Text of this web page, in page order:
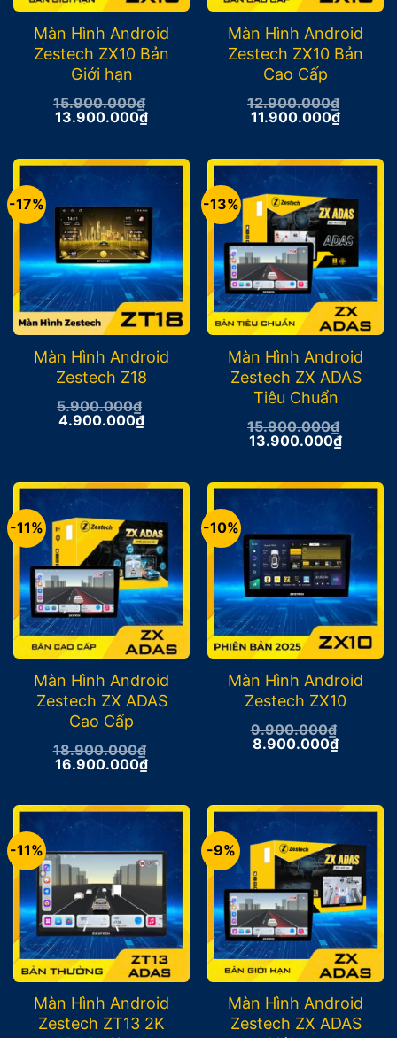
Màn Hình Android
Zestech ZX10 Bản
Giới hạn
15.900.000₫
Giá
15.900.000₫.
13.900.000₫Giá
là:
13.900.000₫.
Màn Hình Android
Zestech ZX10 Bản
Cao Cấp
12.900.000₫
Giá
12.900.000₫.
11.900.000₫Giá
là:
-17%
Màn Hình Android
Zestech Z18
5.900.000₫
Giá
4.900.000₫Giá
-13%
Màn Hình Android
Zestech ZX ADAS
Tiêu Chuẩn
15.900.000₫
Giá
15.900.000₫.
13.900.000₫Giá
là:
-11%
Màn Hình Android
Zestech ZX ADAS
Cao Cấp
18.900.000₫
Giá
18.900.000₫.
16.900.000₫Giá
là:
16.900.000₫.
-10%
Màn Hình Android
Zestech ZX10
9.900.000₫
Giá
8.900.000₫Giá
-11%
Màn Hình Android
Zestech ZT13 2K
-9%
Màn Hình Android
Zestech ZX ADAS